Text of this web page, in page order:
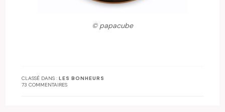
© papacube
CLASSÉ DANS :LES BONHEURS
73 COMMENTAIRES